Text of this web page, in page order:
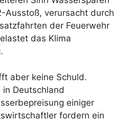
Ausstoß, verursacht durch
der Feuerwehr
das Klima
aber keine Schuld.
Deutschland
einiger
fordern ein